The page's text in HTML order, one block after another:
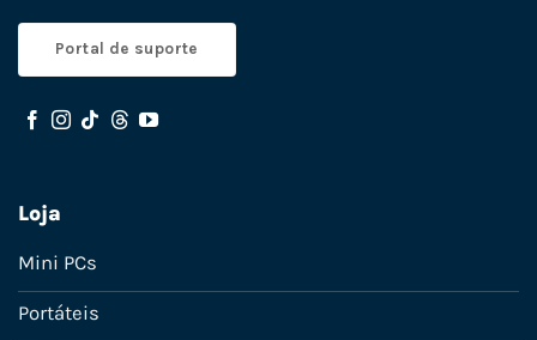
Portal de suporte
Loja
Mini PCs
Portáteis